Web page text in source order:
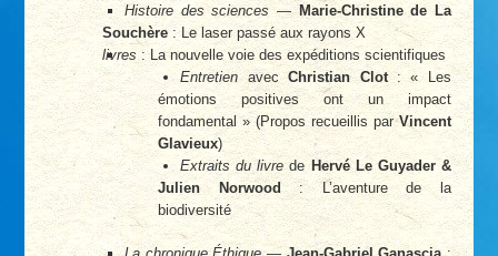
Histoire des sciences —Marie-Christine de La
Souchère : Le laser passé aux rayons X
livres : La nouvelle voie des expéditions scientifiques
EntretienavecChristian Clot: « Les
émotions positives ont un impact
fondamental » (Propos recueillis parVincent
Glavieux)
Extraits du livredeHervé Le Guyader &
Julien Norwood : L’aventure de la
biodiversité